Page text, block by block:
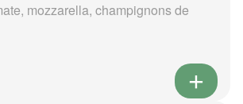
mozzarella, champignons de